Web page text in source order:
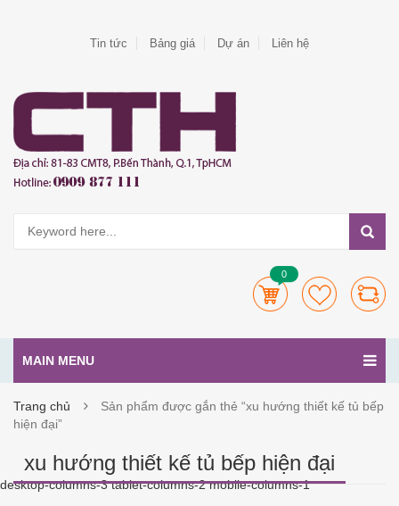
Tin tức Bảng giá Dự án Liên hệ
0
MAIN MENU
Trang chủ
Sản phẩm được gắn thẻ “xu hướng thiết kế tủ bếp
hiện đại”
xu hướng thiết kế tủ bếp hiện đại
desktop-columns-3 tablet-columns-2 mobile-columns-1